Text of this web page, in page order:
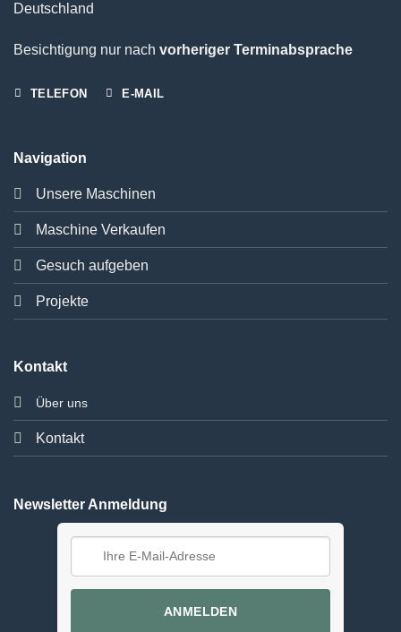
Deutschland
Besichtigung nur nach vorheriger Terminabsprache
TELEFON E-MAIL
Navigation
Unsere Maschinen
Maschine Verkaufen
Gesuch aufgeben
Projekte
Kontakt
Über uns
Kontakt
Newsletter Anmeldung
ANMELDEN